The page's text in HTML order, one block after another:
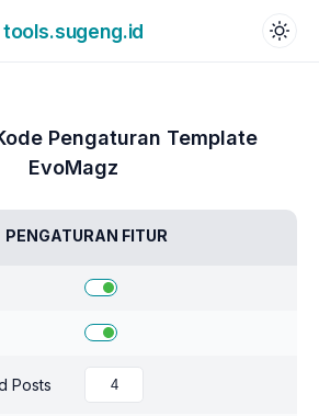
tools.sugeng.id
Pengaturan Template
EvoMagz
PENGATURAN FITUR
Posts